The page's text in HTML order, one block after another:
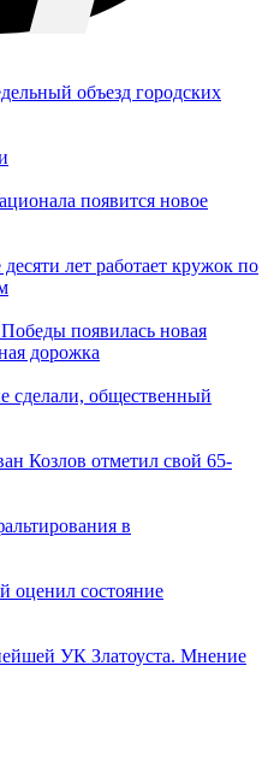
объезд городских
появится новое
лет работает кружок по
появилась новая
дорожка
сделали, общественный
Козлов отметил свой 65-
в
оценил состояние
УК Златоуста. Мнение